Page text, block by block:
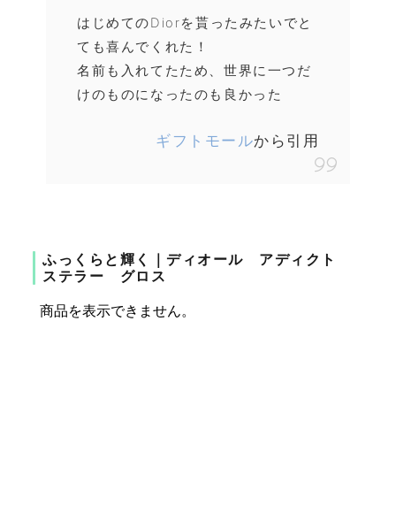
はじめてのDiorを貰ったみたいでと
ても喜んでくれた！
名前も入れてたため、世界に一つだ
けのものになったのも良かった
ギフトモールから引用
ふっくらと輝く｜ディオール アディクト
ステラー グロス